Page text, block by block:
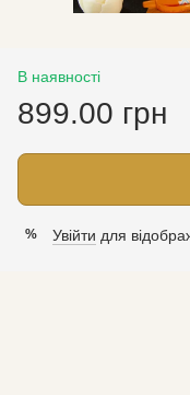
В наявності
899.00 грн
% Увійти для